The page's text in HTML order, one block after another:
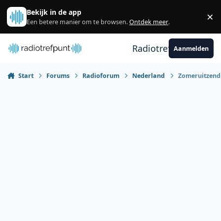
Spring naar bijdragen
Bekijk in de app
Een betere manier om te browsen.Ontdek meer. ×
RadiotrefpuntAanmelden
Start Forums Radioforum Nederland